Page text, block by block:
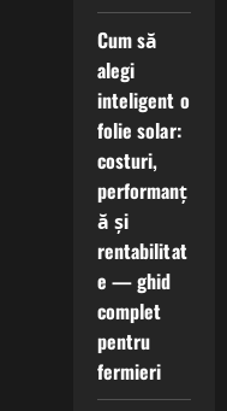
Cum să
alegi
inteligent o
folie solar:
costuri,
performanț
ă și
rentabilitat
e — ghid
complet
pentru
fermieri